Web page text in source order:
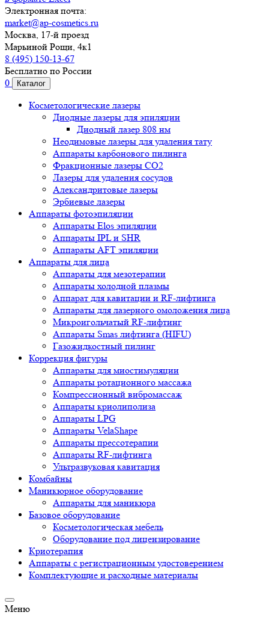
Электронная почта:
market@ap-cosmetics.ru
Москва, 17-й проезд
Марьиной Рощи, 4к1
8 (495) 150-13-67
Бесплатно по России
0
Каталог
Косметологические лазеры
Диодные лазеры для эпиляции
Диодный лазер 808 нм
Неодимовые лазеры для удаления тату
Аппараты карбонового пилинга
Фракционные лазеры CO2
Лазеры для удаления сосудов
Александритовые лазеры
Эрбиевые лазеры
Аппараты фотоэпиляции
Аппараты Elos эпиляции
Аппараты IPL и SHR
Аппараты AFT эпиляции
Аппараты для лица
Аппараты для мезотерапии
Аппараты холодной плазмы
Аппарат для кавитации и RF-лифтинга
Аппараты для лазерного омоложения лица
Микроигольчатый RF-лифтинг
Аппараты Smas лифтинга (HIFU)
Газожидкостный пилинг
Коррекция фигуры
Аппараты для миостимуляции
Аппараты ротационного массажа
Компрессионный вибромассаж
Аппараты криолиполиза
Аппараты LPG
Аппараты VelaShape
Аппараты прессотерапии
Аппараты RF-лифтинга
Ультразвуковая кавитация
Комбайны
Маникюрное оборудование
Аппараты для маникюра
Базовое оборудование
Косметологическая мебель
Оборудование под лицензирование
Криотерапия
Аппараты c регистрационным удостоверением
Комплектующие и расходные материалы
Меню